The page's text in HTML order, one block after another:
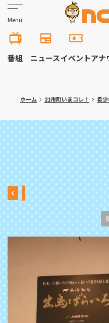
Menu
番組 ニュースイベントアナ
ホーム 21市町いまコレ！ 希少な
8